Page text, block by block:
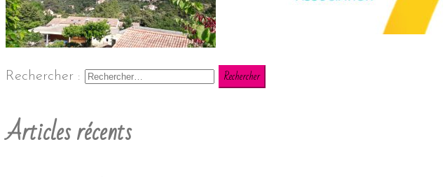
Rechercher :
Articles récents